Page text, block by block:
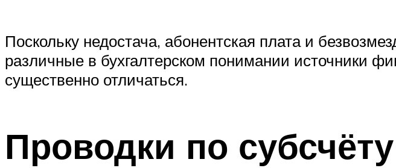
Поскольку недостача, абонентская плата и
различные в бухгалтерском понимании источники
существенно отличаться.
Проводки по